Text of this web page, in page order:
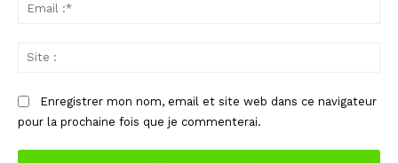
Enregistrer mon nom, email et site web dans ce navigateur
pour la prochaine fois que je commenterai.